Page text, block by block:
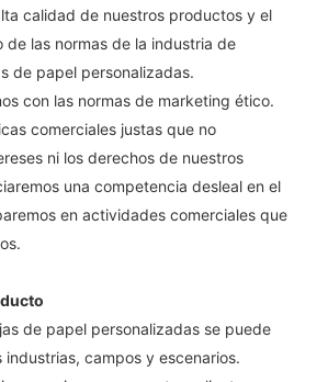
calidad de nuestros productos y el
de las normas de la industria de
de papel personalizadas.
con las normas de marketing ético.
comerciales justas que no
ni los derechos de nuestros
una competencia desleal en el
en actividades comerciales que
de papel personalizadas se puede
campos y escenarios.